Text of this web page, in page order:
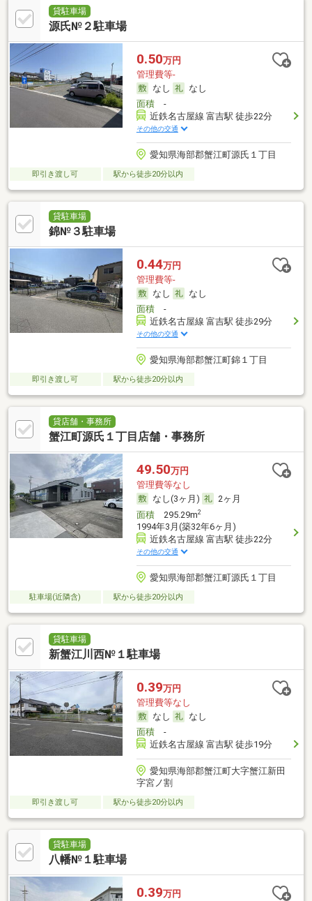
貸駐車場
源氏№２駐車場
0.50万円
管理費等-
なし
なし
面積-
近鉄名古屋線 富吉駅 徒歩22分
その他の交通
愛知県海部郡蟹江町源氏１丁目
即引き渡し可 駅から徒歩20分以内
貸駐車場
錦№３駐車場
0.44万円
管理費等-
なし
なし
面積-
近鉄名古屋線 富吉駅 徒歩29分
その他の交通
愛知県海部郡蟹江町錦１丁目
即引き渡し可 駅から徒歩20分以内
貸店舗・事務所
蟹江町源氏１丁目店舗・事務所
49.50万円
管理費等なし
なし(3ヶ月)
2ヶ月
面積295.29m2
1994年3月(築32年6ヶ月)
近鉄名古屋線 富吉駅 徒歩22分
その他の交通
愛知県海部郡蟹江町源氏１丁目
駐車場(近隣含) 駅から徒歩20分以内
貸駐車場
新蟹江川西№１駐車場
0.39万円
管理費等なし
なし
なし
面積-
近鉄名古屋線 富吉駅 徒歩19分
愛知県海部郡蟹江町大字蟹江新田
字宮ノ割
即引き渡し可 駅から徒歩20分以内
貸駐車場
八幡№１駐車場
0.39万円